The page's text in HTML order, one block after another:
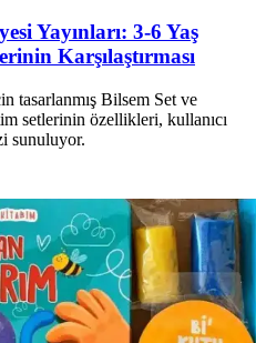
Yayınları: 3-6 Yaş
Karşılaştırması
tasarlanmış Bilsem Set ve
setlerinin özellikleri, kullanıcı
sunuluyor.